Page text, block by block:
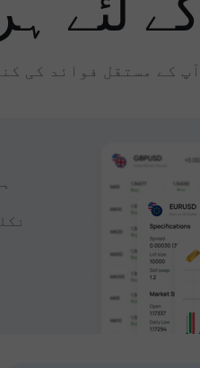
لئے
کے مستقل فوائد کی